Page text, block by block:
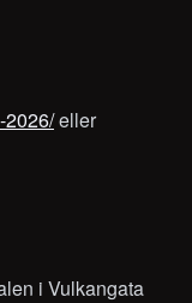
2026/eller
i Vulkangata